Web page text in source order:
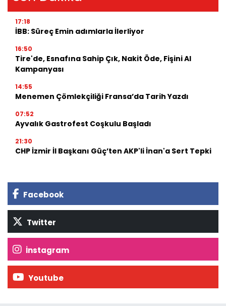
17:18
İBB: Süreç Emin adımlarla İlerliyor
16:50
Tire'de, Esnafına Sahip Çık, Nakit Öde, Fişini Al
Kampanyası
14:55
Menemen Çömlekçiliği Fransa’da Tarih Yazdı
07:52
Ayvalık Gastrofest Coşkulu Başladı
21:30
CHP İzmir İl Başkanı Güç’ten AKP'li İnan'a Sert Tepki
Facebook
Twitter
İnstagram
Youtube